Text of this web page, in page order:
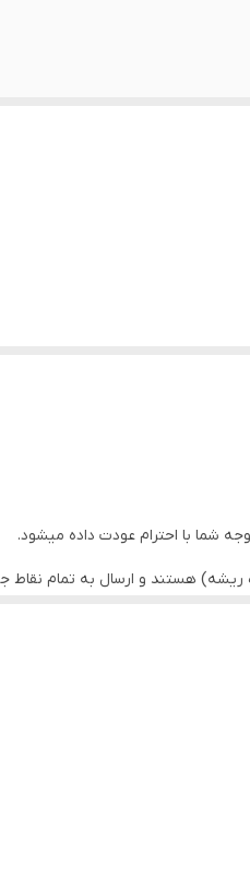
هستند و ارسال به تمام نقاط